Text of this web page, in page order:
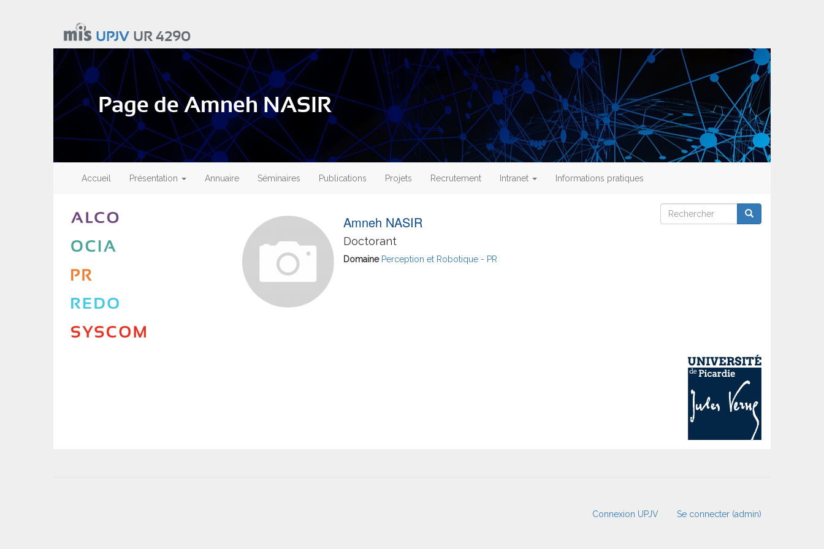
UPJVUR 4290
Page de Amneh NASIR
Main
navigation
Accueil Présentation Annuaire Séminaires Publications Projets Recrutement Intranet Informations pratiques
Amneh NASIR
Doctorant
Domaine Perception et Robotique - PR
Rechercher
Rechercher Rechercher
Connexion UPJV Se connecter (admin)